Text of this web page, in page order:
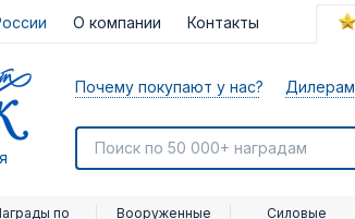
О компании Контакты
Почему покупают у нас? Дилерам
по
Вооруженные
Силовые